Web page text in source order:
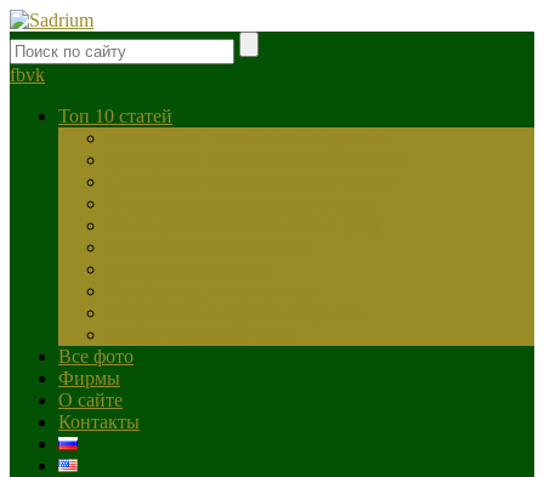
fbvk
Топ 10 статей
Все фото
Фирмы
О сайте
Контакты